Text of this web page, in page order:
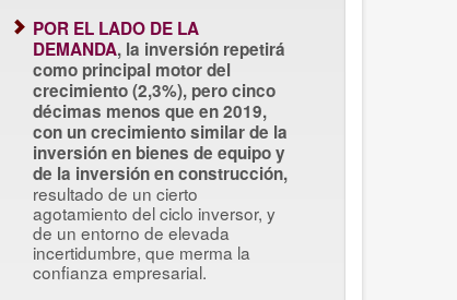
POR EL LADO DE LA
DEMANDA, la inversión repetirá
como principal motor del
crecimiento (2,3%), pero cinco
décimas menos que en 2019,
con un crecimiento similar de la
inversión en bienes de equipo y
de la inversión en construcción,
resultado de un cierto
agotamiento del ciclo inversor, y
de un entorno de elevada
incertidumbre, que merma la
confianza empresarial.